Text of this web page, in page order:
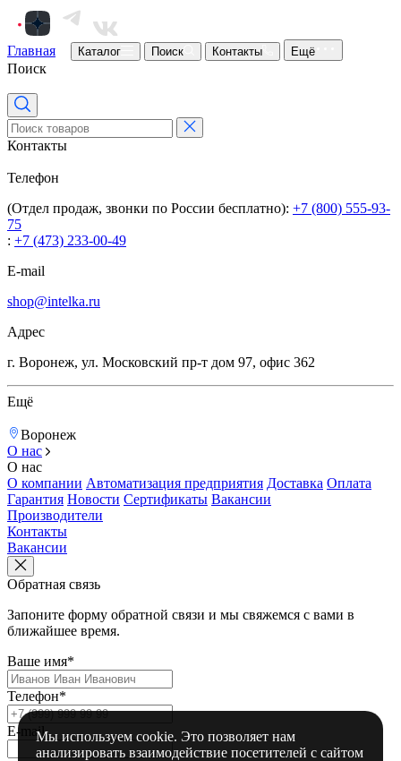
Главная Каталог Поиск Контакты Ещё
Поиск
Контакты
Телефон
(Отдел продаж, звонки по России бесплатно): +7 (800) 555-93-
75
: +7 (473) 233-00-49
E-mail
shop@intelka.ru
Адрес
г. Воронеж, ул. Московский пр-т дом 97, офис 362
Ещё
Воронеж
О нас
О нас
О компании Автоматизация предприятия Доставка Оплата
Гарантия Новости Сертификаты Вакансии
Производители
Контакты
Вакансии
Обратная связь
Запоните форму обратной связи и мы свяжемся с вами в
ближайшее время.
Ваше имя*
Телефон*
E-mailМы используем cookie. Это позволяет нам
анализировать взаимодействие посетителей с сайтом